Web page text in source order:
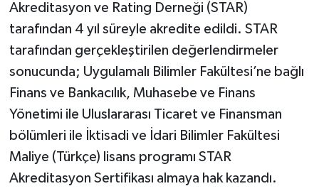
Akreditasyon ve Rating Derneği (STAR)
tarafından 4 yıl süreyle akredite edildi. STAR
tarafından gerçekleştirilen değerlendirmeler
sonucunda; Uygulamalı Bilimler Fakültesi’ne bağlı
Finans ve Bankacılık, Muhasebe ve Finans
Yönetimi ile Uluslararası Ticaret ve Finansman
bölümleri ile İktisadi ve İdari Bilimler Fakültesi
Maliye (Türkçe) lisans programı STAR
Akreditasyon Sertifikası almaya hak kazandı.